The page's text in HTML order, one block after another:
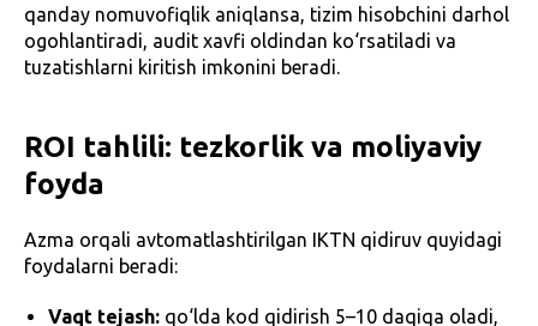
qanday nomuvofiqlik aniqlansa, tizim hisobchini darhol
ogohlantiradi, audit xavfi oldindan ko‘rsatiladi va
tuzatishlarni kiritish imkonini beradi.
ROI tahlili: tezkorlik va moliyaviy
foyda
Azma orqali avtomatlashtirilgan IKTN qidiruv quyidagi
foydalarni beradi:
Vaqt tejash: qo‘lda kod qidirish 5–10 daqiqa oladi,